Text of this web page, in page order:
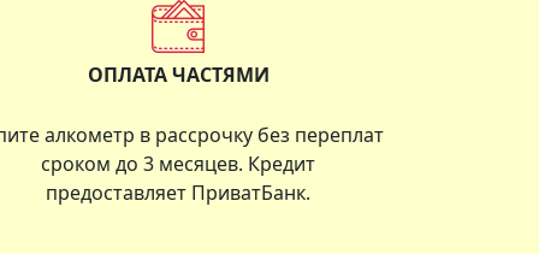
ОПЛАТА ЧАСТЯМИ
алкометр в рассрочку без переплат
сроком до 3 месяцев. Кредит
предоставляет ПриватБанк.